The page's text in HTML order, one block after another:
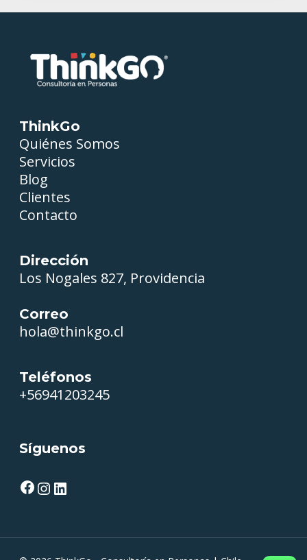
ThinkGo
Quiénes Somos
Servicios
Blog
Clientes
Contacto
Dirección
Los Nogales 827, Providencia
Correo
hola@thinkgo.cl
Teléfonos
+56941203245
Síguenos